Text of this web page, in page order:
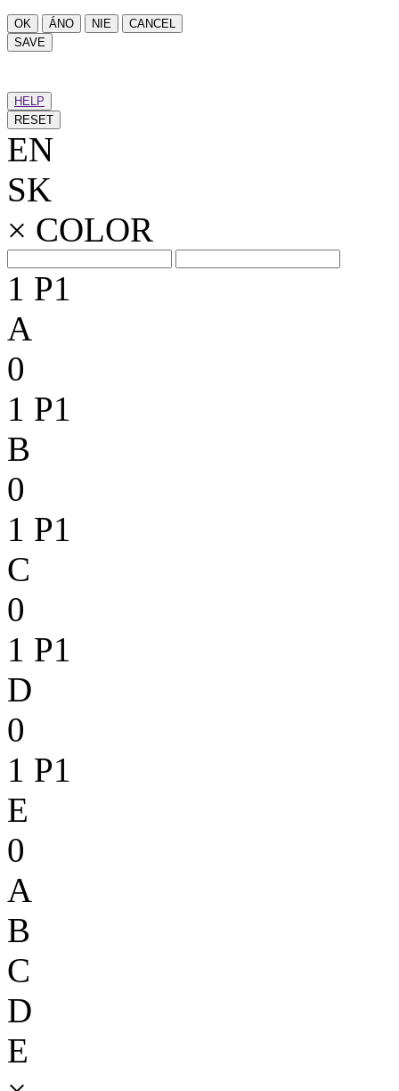
OK ÁNO NIE
CANCEL
SAVE
HELP
RESET
EN
SK
× COLOR
1 P1
A
0
1 P1
B
0
1 P1
C
0
1 P1
D
0
1 P1
E
0
A
B
C
D
E